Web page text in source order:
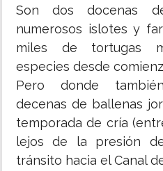
Son dos docenas
numerosos islotes y
miles de tortugas
especies desde
Pero donde
decenas de ballenas
temporada de cría
lejos de la presión
tránsito hacia el Canal